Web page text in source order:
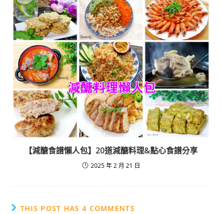
【減醣食譜懶人包】20道減醣料理&點心食譜分享
2025 年 2 月 21 日
THIS POST HAS 4 COMMENTS